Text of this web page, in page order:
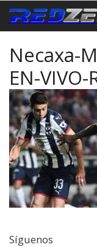
Saltar
al
Necaxa-
EN-VIVO-
Síguenos